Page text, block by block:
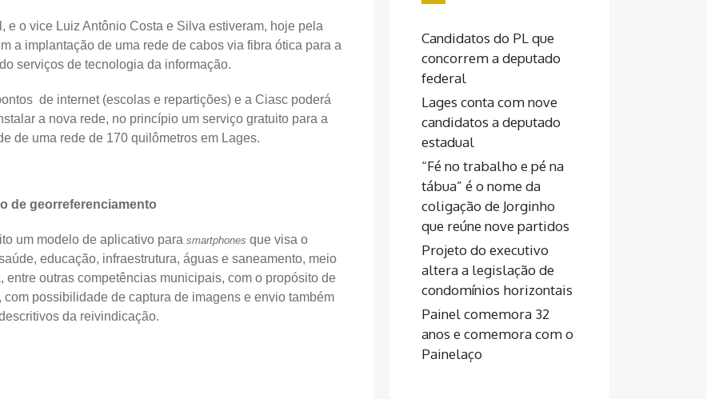
e o vice Luiz Antônio Costa e Silva estiveram, hoje pela
a implantação de uma rede de cabos via fibra ótica para a
serviços de tecnologia da informação.
de internet (escolas e repartições) e a Ciasc poderá
a nova rede, no princípio um serviço gratuito para a
de uma rede de 170 quilômetros em Lages.
de georreferenciamento
um modelo de aplicativo para smartphones que visa o
educação, infraestrutura, águas e saneamento, meio
outras competências municipais, com o propósito de
possibilidade de captura de imagens e envio também
da reivindicação.
Candidatos do PL que
concorrem a deputado
federal
Lages conta com nove
candidatos a deputado
estadual
“Fé no trabalho e pé na
tábua” é o nome da
coligação de Jorginho
que reúne nove partidos
Projeto do executivo
altera a legislação de
condomínios horizontais
Painel comemora 32
anos e comemora com o
Painelaço